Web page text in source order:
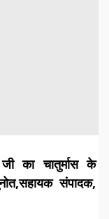
का चातुर्मास के
संपादक,